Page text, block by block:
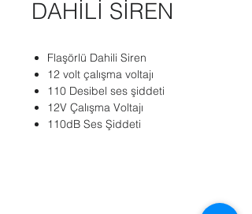
DAHİLİ SİREN
Flaşörlü Dahili Siren
12 volt çalışma voltajı
110 Desibel ses şiddeti
12V Çalışma Voltajı
110dB Ses Şiddeti